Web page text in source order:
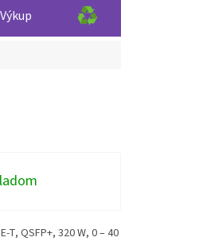
Výkup
T, QSFP+, 320 W, 0 – 40